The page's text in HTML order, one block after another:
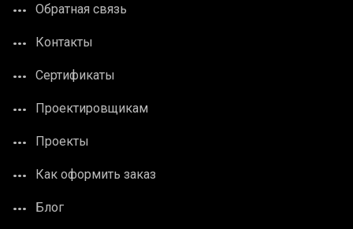
Обратная связь
Контакты
Сертификаты
Проектировщикам
Проекты
Как оформить заказ
Блог